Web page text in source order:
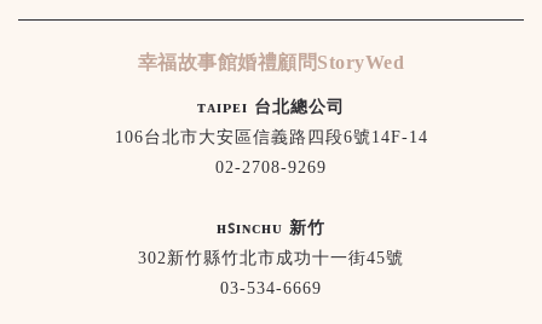
幸福故事館婚禮顧問StoryWed
ᴛᴀɪᴘᴇɪ 台北總公司
106台北市大安區信義路四段6號14F-14
02-2708-9269
ʜꜱɪɴᴄʜᴜ 新竹
302新竹縣竹北市成功十一街45號
03-534-6669